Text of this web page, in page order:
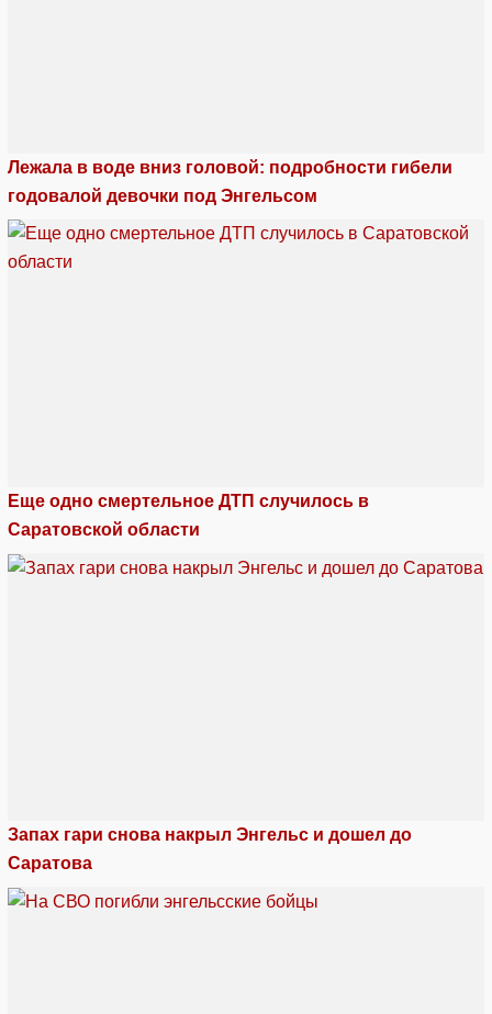
Лежала в воде вниз головой: подробности гибели
годовалой девочки под Энгельсом
Еще одно смертельное ДТП случилось в
Саратовской области
Запах гари снова накрыл Энгельс и дошел до
Саратова